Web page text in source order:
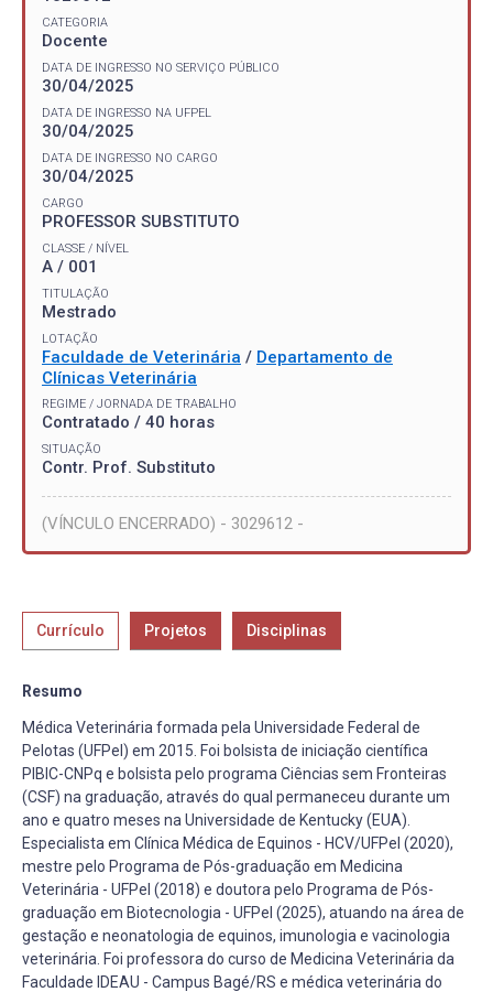
CATEGORIA
Docente
DATA DE INGRESSO NO SERVIÇO PÚBLICO
30/04/2025
DATA DE INGRESSO NA UFPEL
30/04/2025
DATA DE INGRESSO NO CARGO
30/04/2025
CARGO
PROFESSOR SUBSTITUTO
CLASSE / NÍVEL
A / 001
TITULAÇÃO
Mestrado
LOTAÇÃO
Faculdade de Veterinária / Departamento de
Clínicas Veterinária
REGIME / JORNADA DE TRABALHO
Contratado / 40 horas
SITUAÇÃO
Contr. Prof. Substituto
(VÍNCULO ENCERRADO) - 3029612 -
Currículo Projetos Disciplinas
Resumo
Médica Veterinária formada pela Universidade Federal de
Pelotas (UFPel) em 2015. Foi bolsista de iniciação científica
PIBIC-CNPq e bolsista pelo programa Ciências sem Fronteiras
(CSF) na graduação, através do qual permaneceu durante um
ano e quatro meses na Universidade de Kentucky (EUA).
Especialista em Clínica Médica de Equinos - HCV/UFPel (2020),
mestre pelo Programa de Pós-graduação em Medicina
Veterinária - UFPel (2018) e doutora pelo Programa de Pós-
graduação em Biotecnologia - UFPel (2025), atuando na área de
gestação e neonatologia de equinos, imunologia e vacinologia
veterinária. Foi professora do curso de Medicina Veterinária da
Faculdade IDEAU - Campus Bagé/RS e médica veterinária do